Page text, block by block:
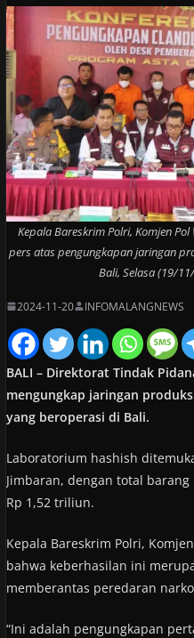
Kepala Bareskrim Polri, Komjen
pers atas pengungkapan jaringan
Bali, Selasa (19/
2024-11-20 INFOMALANGNEWS
BALI – Direktorat Tindak
mengungkap jaringan
yang beroperasi di Bali.
Laboratorium hashish
Jimbaran, dengan total
Rp 1,52 triliun.
Kepala Bareskrim Polri,
bahwa keberhasilan ini
memberantas peredaran
“Ini adalah pengungkapan